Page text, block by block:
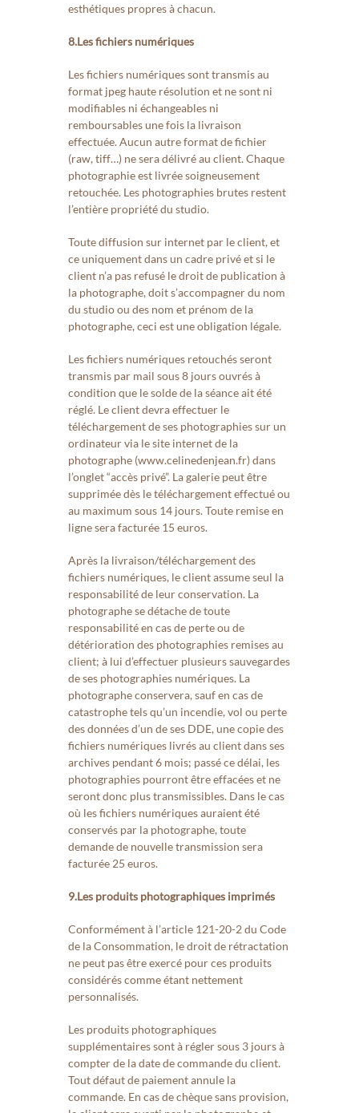
esthétiques propres à chacun.
8.Les fichiers numériques
Les fichiers numériques sont transmis au
format jpeg haute résolution et ne sont ni
modifiables ni échangeables ni
remboursables une fois la livraison
effectuée. Aucun autre format de fichier
(raw, tiff…) ne sera délivré au client. Chaque
photographie est livrée soigneusement
retouchée. Les photographies brutes restent
l’entière propriété du studio.
Toute diffusion sur internet par le client, et
ce uniquement dans un cadre privé et si le
client n’a pas refusé le droit de publication à
la photographe, doit s’accompagner du nom
du studio ou des nom et prénom de la
photographe, ceci est une obligation légale.
Les fichiers numériques retouchés seront
transmis par mail sous 8 jours ouvrés à
condition que le solde de la séance ait été
réglé. Le client devra effectuer le
téléchargement de ses photographies sur un
ordinateur via le site internet de la
photographe (www.celinedenjean.fr) dans
l’onglet “accès privé”. La galerie peut être
suppriméedès le téléchargement effectué ou
au maximum sous 14 jours. Toute remise en
ligne sera facturée 15 euros.
Après la livraison/téléchargement des
fichiers numériques, le client assume seul la
responsabilité de leur conservation. La
photographe se détache de toute
responsabilité en cas de perte ou de
détérioration des photographies remises au
client; à lui d’effectuer plusieurs sauvegardes
de ses photographies numériques. La
photographe conservera, sauf en cas de
catastrophe tels qu’un incendie, vol ou perte
des données d’un de ses DDE, une copie des
fichiers numériques livrés au client dans ses
archives pendant 6 mois; passé ce délai, les
photographies pourront être effacées et ne
seront donc plus transmissibles. Dans le cas
où les fichiers numériques auraient été
conservés par la photographe, toute
demande de nouvelle transmission sera
facturée 25 euros.
9.Les produits photographiques imprimés
Conformément à l’article 121-20-2 du Code
de la Consommation, le droit de rétractation
ne peut pas être exercé pour ces produits
considérés comme étant nettement
personnalisés.
Les produits photographiques
supplémentaires sont à régler sous 3 jours à
compter de la date de commande du client.
Tout défaut de paiement annule la
commande. En cas de chèque sans provision,